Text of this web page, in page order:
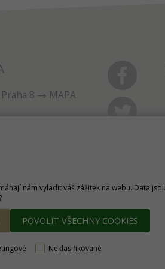
8
MAPA
nám vyladit váš zážitek na webu. Data
POVOLIT VŠECHNY COOKIES
Neklasifikované